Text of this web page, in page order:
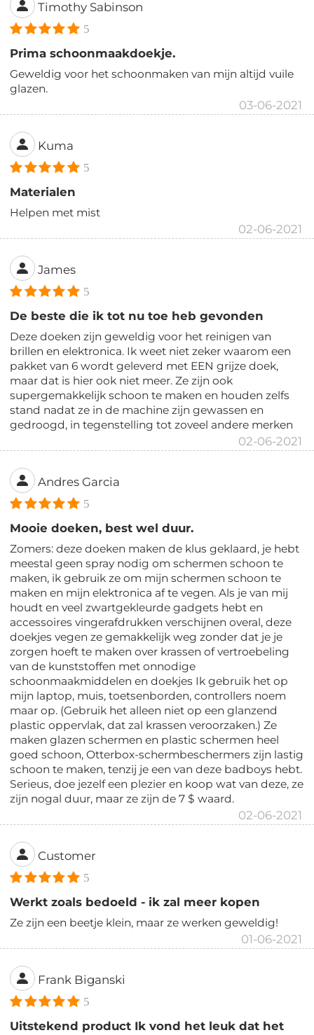
Timothy Sabinson
5
Prima schoonmaakdoekje.
Geweldig voor het schoonmaken van mijn altijd vuile
glazen.
03-06-2021
Kuma
5
Materialen
Helpen met mist
02-06-2021
James
5
De beste die ik tot nu toe heb gevonden
Deze doeken zijn geweldig voor het reinigen van
brillen en elektronica. Ik weet niet zeker waarom een ​​
pakket van 6 wordt geleverd met EEN grijze doek,
maar dat is hier ook niet meer. Ze zijn ook
supergemakkelijk schoon te maken en houden zelfs
stand nadat ze in de machine zijn gewassen en
gedroogd, in tegenstelling tot zoveel andere merken
02-06-2021
Andres Garcia
5
Mooie doeken, best wel duur.
Zomers: deze doeken maken de klus geklaard, je hebt
meestal geen spray nodig om schermen schoon te
maken, ik gebruik ze om mijn schermen schoon te
maken en mijn elektronica af te vegen. Als je van mij
houdt en veel zwartgekleurde gadgets hebt en
accessoires vingerafdrukken verschijnen overal, deze
doekjes vegen ze gemakkelijk weg zonder dat je je
zorgen hoeft te maken over krassen of vertroebeling
van de kunststoffen met onnodige
schoonmaakmiddelen en doekjes Ik gebruik het op
mijn laptop, muis, toetsenborden, controllers noem
maar op. (Gebruik het alleen niet op een glanzend
plastic oppervlak, dat zal krassen veroorzaken.) Ze
maken glazen schermen en plastic schermen heel
goed schoon, Otterbox-schermbeschermers zijn lastig
schoon te maken, tenzij je een van deze badboys hebt.
Serieus, doe jezelf een plezier en koop wat van deze, ze
zijn nogal duur, maar ze zijn de 7 $ waard.
02-06-2021
Customer
5
Werkt zoals bedoeld - ik zal meer kopen
Ze zijn een beetje klein, maar ze werken geweldig!
01-06-2021
Frank Biganski
5
Uitstekend product Ik vond het leuk dat het